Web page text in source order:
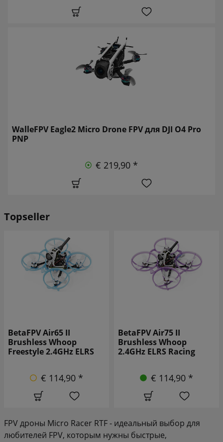
WalleFPV Eagle2 Micro Drone FPV для DJI O4 Pro
PNP
€ 219,90 *
Topseller
BetaFPV Air65 II
Brushless Whoop
Freestyle 2.4GHz ELRS
€ 114,90 *
BetaFPV Air75 II
Brushless Whoop
2.4GHz ELRS Racing
€ 114,90 *
FPV дроны Micro Racer RTF - идеальный выбор для
любителей FPV, которым нужны быстрые,